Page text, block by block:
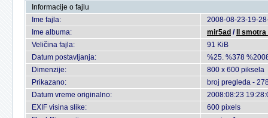
Informacije o fajlu
Ime fajla:
2008-08-23-19-
Ime albuma:
mir5ad /
II
Veličina fajla:
91 KiB
Datum postavljanja:
%25. %378
Dimenzije:
800 x 600 piksela
Prikazano:
broj pregleda -
Datum vreme originalno:
2008:08:23
EXIF visina slike:
600 pixels